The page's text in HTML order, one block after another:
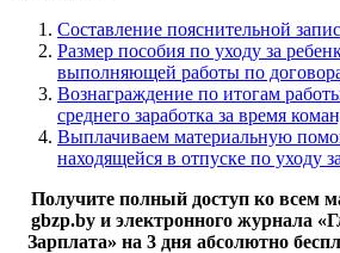
Составление пояснительной
Размер пособия по уходу за
выполняющей работы по
Вознаграждение по итогам
среднего заработка за время
Выплачиваем материальную
находящейся в отпуске по уходу
Получите полный доступ ко всем
gbzp.by и электронного журнала
Зарплата» на 3 дня абсолютно